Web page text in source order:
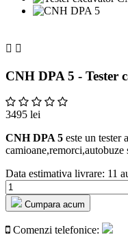
 
CNH DPA 5 - Tester
3495 lei
CNH DPA 5 este un tester
Data estimativa livrare: 11
Cumpara acum
Comenzi telefonice: